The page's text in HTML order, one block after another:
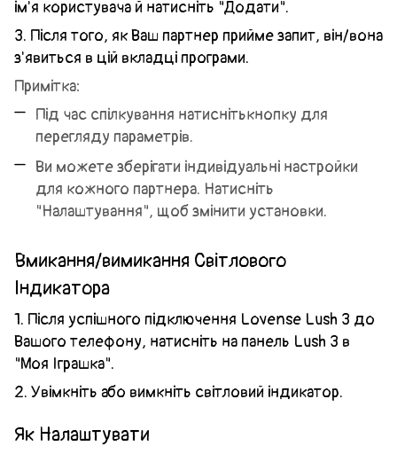
ім'я користувача й натисніть "Додати".
3. Після того, як Ваш партнер прийме запит, він/вона
з'явиться в цій вкладці програми.
Примітка:
Під час спілкування натиснітькнопку для
перегляду параметрів.
Ви можете зберігати індивідуальні настройки
для кожного партнера. Натисніть
"Налаштування", щоб змінити установки.
Вмикання/вимикання Світлового
Індикатора
1. Після успішного підключення Lovense Lush 3 до
Вашого телефону, натисніть на панель Lush 3 в
"Моя Іграшка".
2. Увімкніть або вимкніть світловий індикатор.
Як Налаштувати